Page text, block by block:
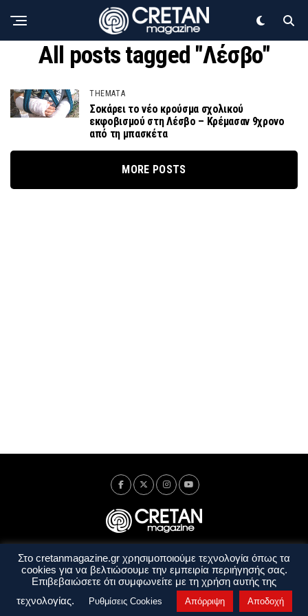
All posts tagged "Λέσβο"
THEMATA
Σοκάρει το νέο κρούσμα σχολικού
εκφοβισμού στη Λέσβο – Κρέμασαν 9χρονο
από τη μπασκέτα
MORE POSTS
Ταυτότητα Πολιτική Απορρήτου
Όροι Χρήσης
Όροι και Προϋποθέσεις
Στο cretanmagazine.gr χρησιμοποιούμε τεχνολογία όπως τα
cookies για να βελτιώσουμε την εμπειρία περιήγησής σας.
Επιβεβαιώσετε ότι συμφωνείτε με τη χρήση αυτής της
τεχνολογίας.
Ρυθμίσεις Cookies Απόρριψη Αποδοχή